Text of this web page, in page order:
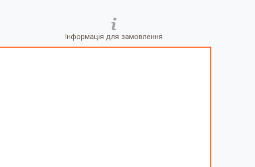
Інформація для замовлення